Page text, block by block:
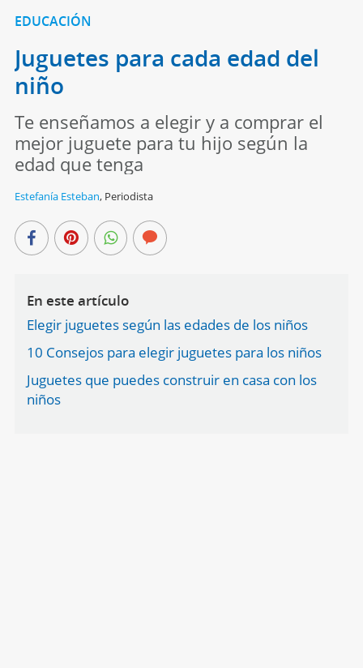
EDUCACIÓN
Juguetes para cada edad del
niño
Te enseñamos a elegir y a comprar el
mejor juguete para tu hijo según la
edad que tenga
Estefanía Esteban, Periodista
En este artículo
Elegir juguetes según las edades de los niños
10 Consejos para elegir juguetes para los niños
Juguetes que puedes construir en casa con los
niños